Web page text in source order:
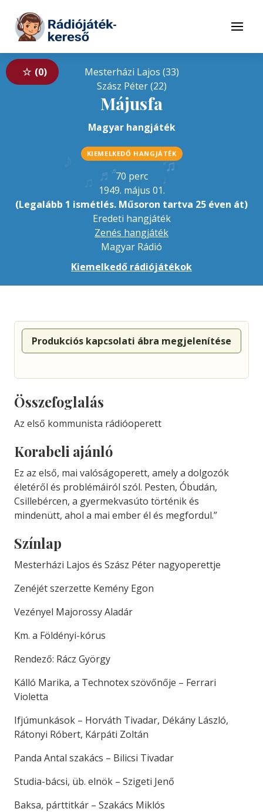
Tovább a tartalomhoz
Menü
0
♫ ♬
♪♫
♪
♬
Mesterházi Lajos (33)
Szász Péter (22)
Májusfa
Magyar hangjáték
KIEMELKEDŐ HANGJÁTÉK
70 perc
1949. május 01.
(Legalább 1 ismétlés. Műsoron tartva 25 éven át)
Eredeti hangjáték
Zenés hangjáték
Magyar Rádió
Kiemelkedő rádiójátékok
Produkciós kapcsolati ábra megjelenítése
Összefoglalás
Az első kommunista rádióoperett
Korabeli ajánló
Ez az első, mai valóságoperett, amely a dolgozók
életéről és problémáiról szól. Pesten, Óbudán,
Csillebércen, a gyermekvasúto történik és
mindenütt, ahol a mai ember él és megfordul.”
Színlap
Mesterházi Lajos és Szász Péter nagyoperettje
Zenéjét szerzette Kemény Egon
Vezényel Majorossy Aladár
Km. a Földényi-kórus
Rendező: Rácz György
Kálló Marika, a Technotex szövőnője – Ferrari
Violetta
Ifjúmunkások – Horváth Tivadar, Dékány László,
Rátonyi Róbert, Kárpáti Zoltán
Panda Antal szakács – Bilicsi Tivadar
Studia-bácsi, üb. elnök – Szigeti Jenő
Baksa, párttitkár – Szakács Miklós